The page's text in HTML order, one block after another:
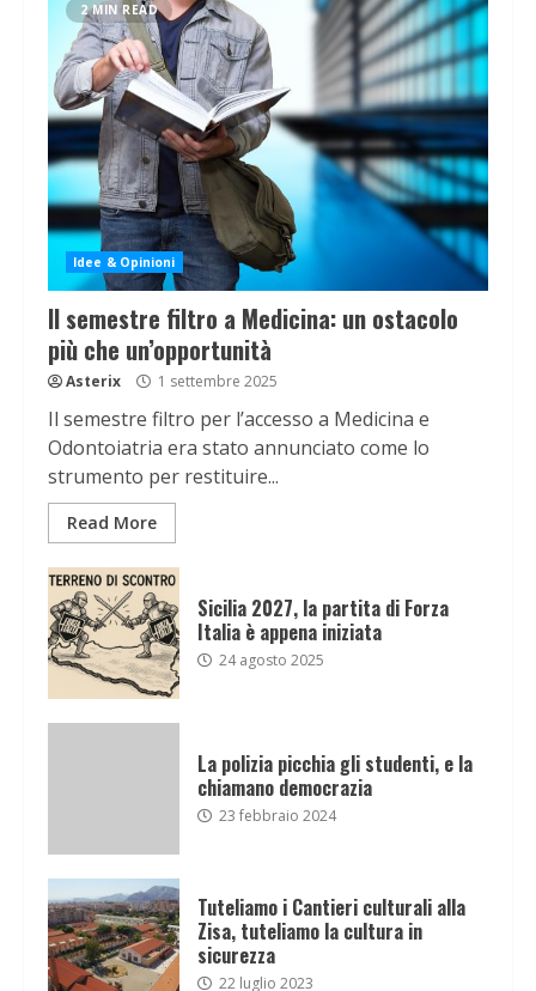
2 MIN READ
Idee & Opinioni
Il semestre filtro a Medicina: un ostacolo
più che un’opportunità
Asterix 1 settembre 2025
Il semestre filtro per l’accesso a Medicina e
Odontoiatria era stato annunciato come lo
strumento per restituire...
Read More
Sicilia 2027, la partita di Forza
Italia è appena iniziata
24 agosto 2025
La polizia picchia gli studenti, e la
chiamano democrazia
23 febbraio 2024
Tuteliamo i Cantieri culturali alla
Zisa, tuteliamo la cultura in
sicurezza
22 luglio 2023